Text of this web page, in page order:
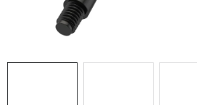
TERČE A ŠÍPKY